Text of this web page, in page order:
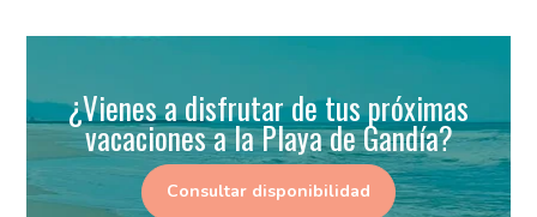
¿Vienes a disfrutar de tus próximas
vacaciones a la Playa de Gandía?
Consultar disponibilidad